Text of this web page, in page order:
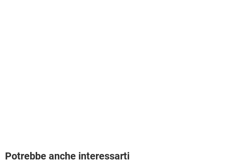
Potrebbe anche interessarti